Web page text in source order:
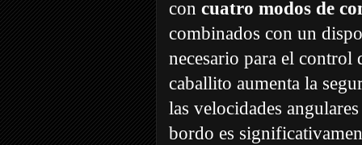
con cuatro modos de
combinados con un
necesario para el control
caballito aumenta la
las velocidades
bordo es